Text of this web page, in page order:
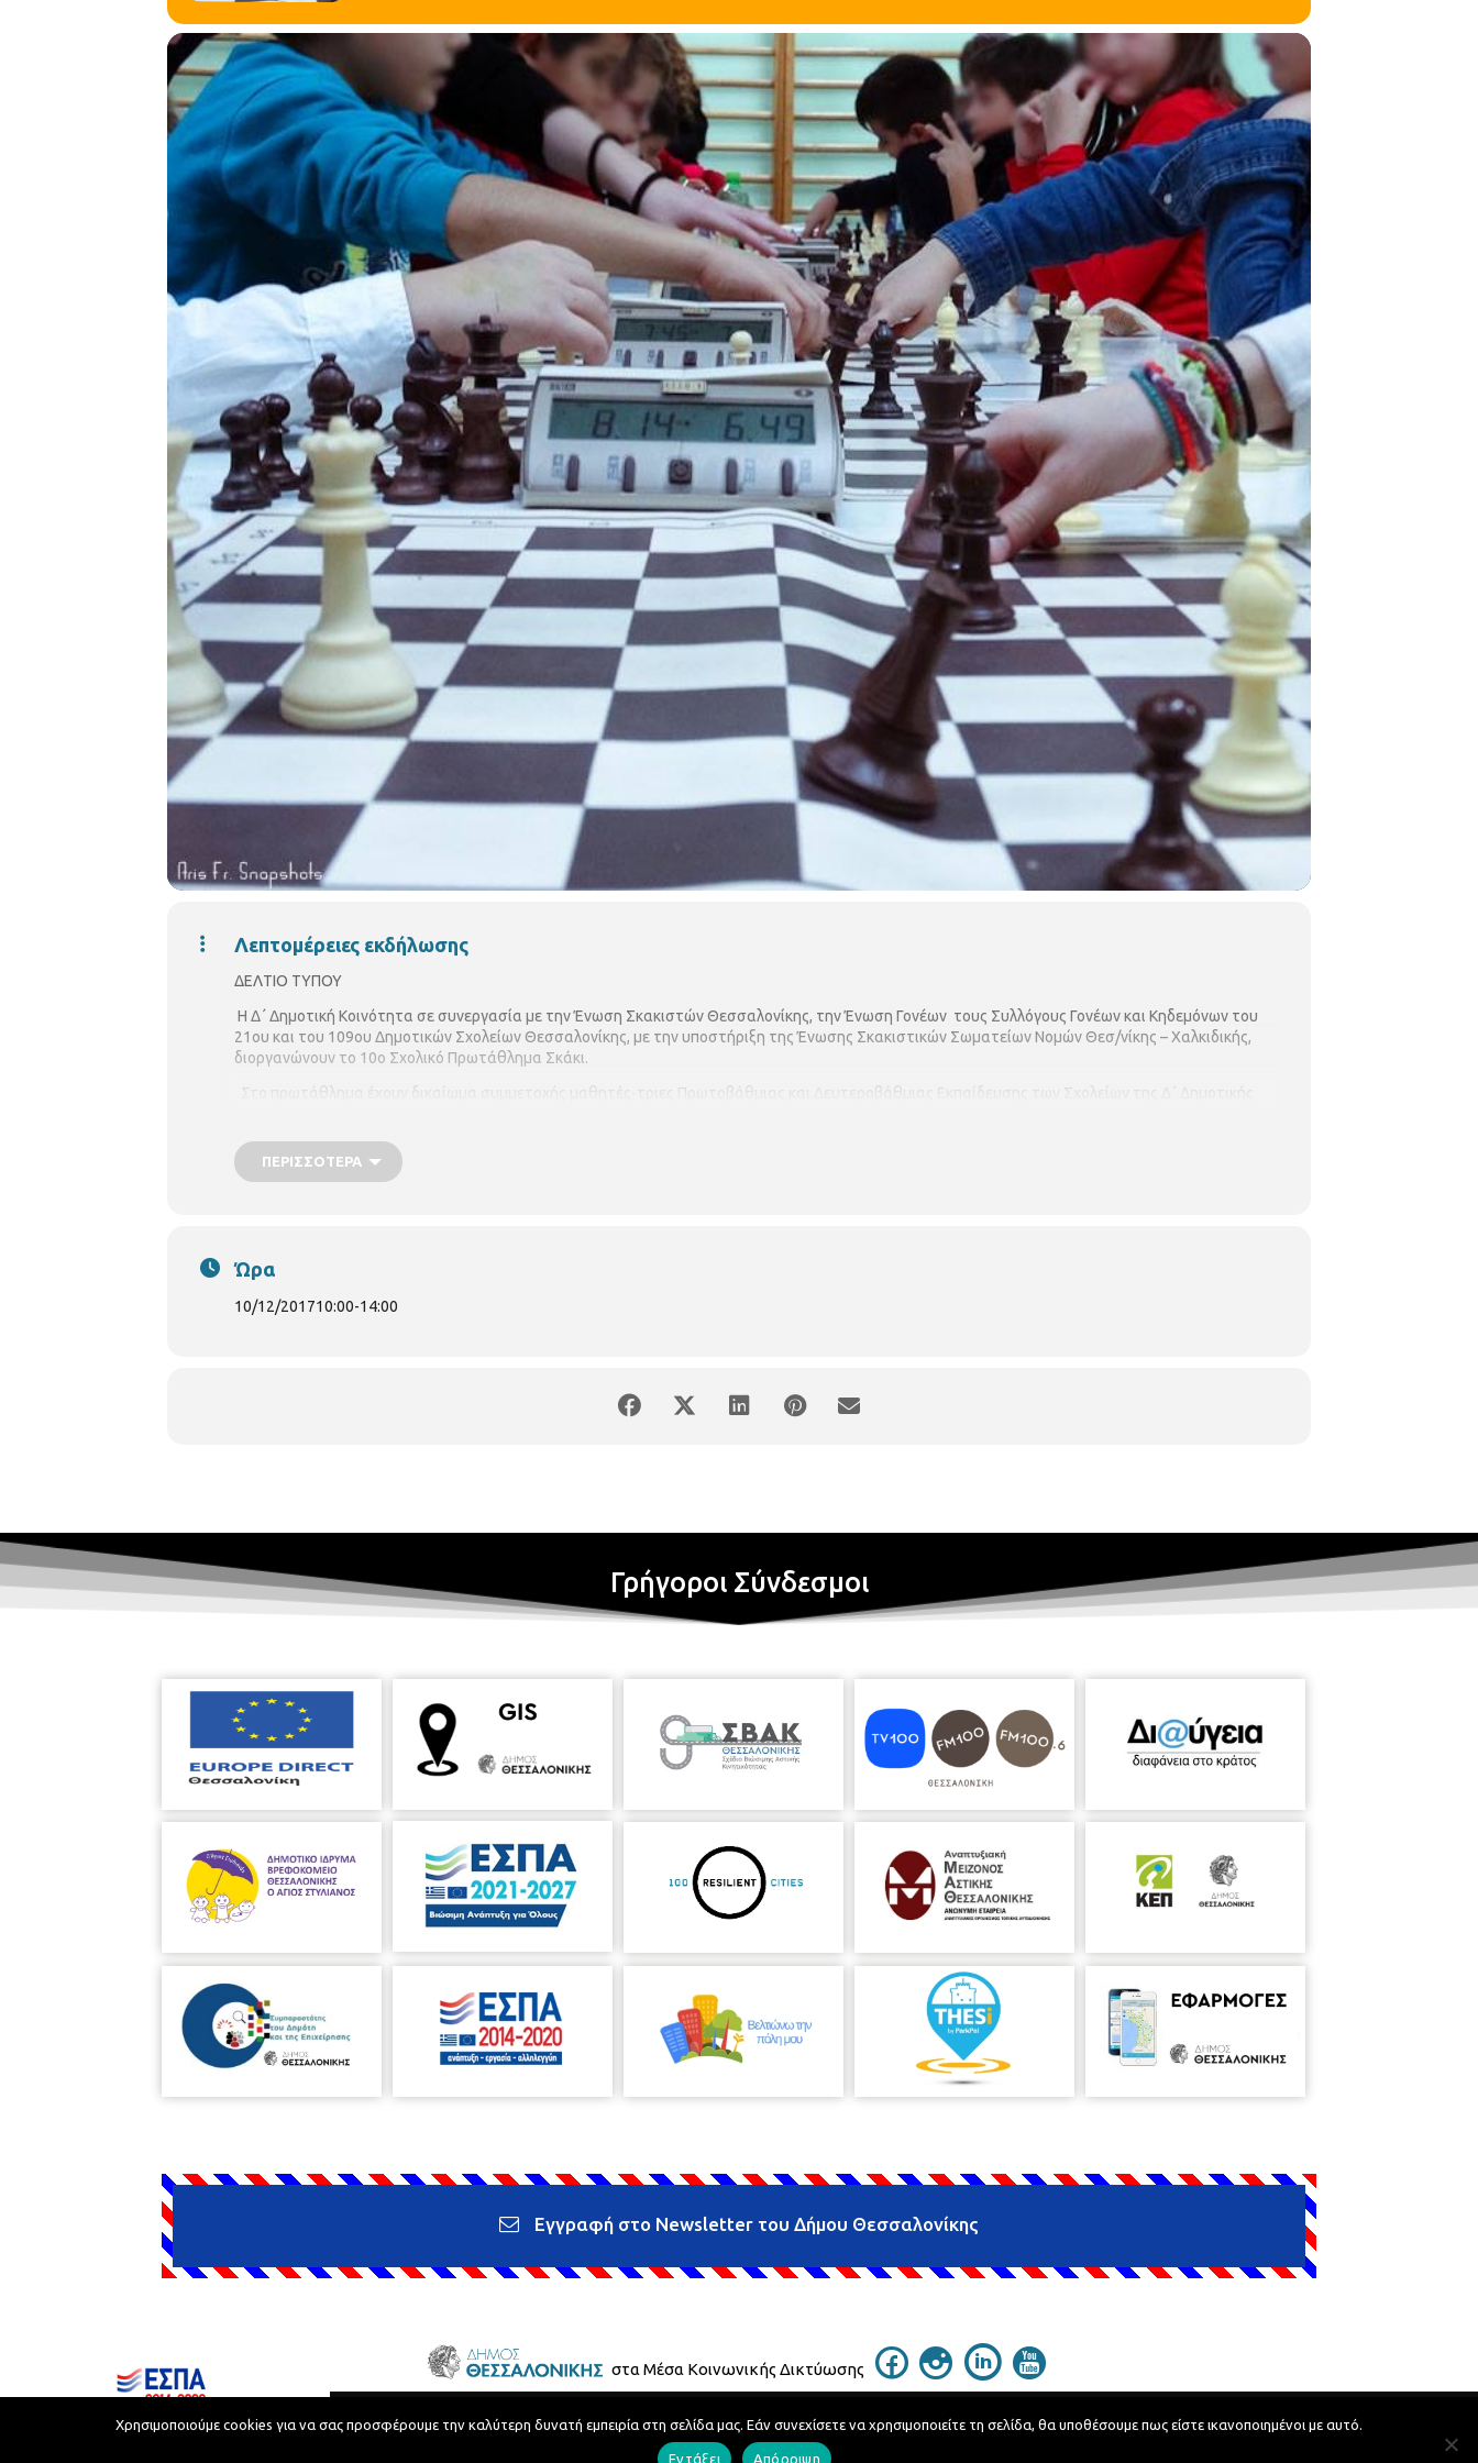
Λεπτομέρειες εκδήλωσης
ΔΕΛΤΙΟ ΤΥΠΟΥ
Η Δ΄ Δημοτική Κοινότητα σε συνεργασία με την Ένωση Σκακιστών Θεσσαλονίκης, την Ένωση Γονέων τους Συλλόγους Γονέων και Κηδεμόνων του
21ου και του 109ου Δημοτικών Σχολείων Θεσσαλονίκης, με την υποστήριξη της Ένωσης Σκακιστικών Σωματείων Νομών Θεσ/νίκης – Χαλκιδικής,
διοργανώνουν το 10ο Σχολικό Πρωτάθλημα Σκάκι.
Στο πρωτάθλημα έχουν δικαίωμα συμμετοχής μαθητές-τριες Πρωτοβάθμιας και Δευτεροβάθμιας Εκπαίδευσης των Σχολείων της Δ΄ Δημοτικής
Οι αγώνες θα διεξαχθούν σε επτά (7) κατηγορίες την Κυριακή 10 Δεκεμβρίου με ώρα έναρξης στις 10:45 το πρωί στην Αίθουσα Πολλαπλών
Χρήσεων των 21ου & 109ου Δημοτικών Σχολείων Θεσσαλονίκης (Συγκρότημα Θεοχάρη & Μαρίας Μαναβή), Τσέλιου και Τσιαπάνου γωνία, Άνω
Στους συμμετέχοντες θα δοθούν έπαινοι συμμετοχής και στους νικητές θα απονεμηθούν ανά κατηγορία κύπελλα και μετάλλια.
ΠΕΡΙΣΣΌΤΕΡΑ
Ώρα
10/12/201710:00-14:00
Γρήγοροι Σύνδεσμοι
Εγγραφή στο Newsletter του Δήμου Θεσσαλονίκης
στα Μέσα Κοινωνικής Δικτύωσης
Όροι Χρήσης
Τηλεφωνικός Κατάλογος Developed byMyCompany Projects
Χρησιμοποιούμε cookies για να σας προσφέρουμε την καλύτερη δυνατή εμπειρία στη σελίδα μας. Εάν συνεχίσετε να χρησιμοποιείτε τη σελίδα, θα υποθέσουμε πως είστε ικανοποιημένοι με αυτό.
Εντάξει Απόρριψη